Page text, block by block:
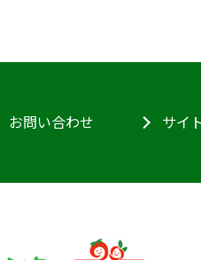
お問い合わせ サイ